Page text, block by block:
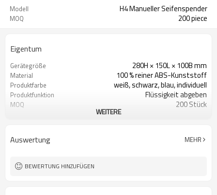
Modell H4 Manueller Seifenspender
MOQ 200 piece
Eigentum
Gerätegröße 280H × 150L × 100B mm
Material 100 % reiner ABS-Kunststoff
Produktfarbe weiß, schwarz, blau, individuell
Produktfunktion Flüssigkeit abgeben
MOQ 200 Stück
WEITERE
Auswertung MEHR
BEWERTUNG HINZUFÜGEN